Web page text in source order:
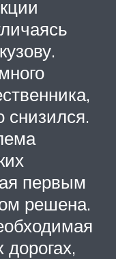
снизился.
первым
решена.